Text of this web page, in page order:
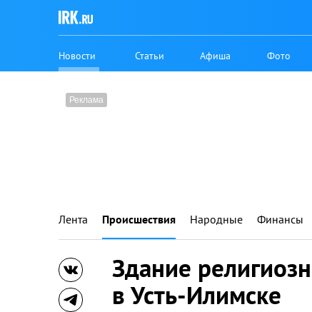
Новости Статьи Афиша Фото
Лента Происшествия Народные Финансы
Здание
в Усть-Илимске